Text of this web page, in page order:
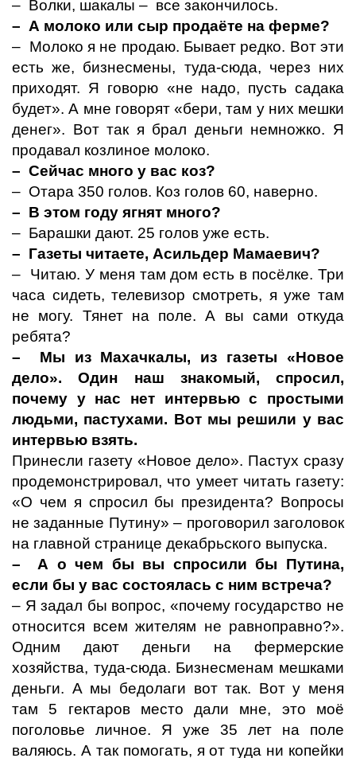
– Волки, шакалы – все закончилось.
– А молоко или сыр продаёте на ферме?
– Молоко я не продаю. Бывает редко. Вот эти
есть же, бизнесмены, туда-сюда, через них
приходят. Я говорю «не надо, пусть садака
будет». А мне говорят «бери, там у них мешки
денег». Вот так я брал деньги немножко. Я
продавал козлиное молоко.
– Сейчас много у вас коз?
– Отара 350 голов. Коз голов 60, наверно.
– В этом году ягнят много?
– Барашки дают. 25 голов уже есть.
– Газеты читаете, Асильдер Мамаевич?
– Читаю. У меня там дом есть в посёлке. Три
часа сидеть, телевизор смотреть, я уже там
не могу. Тянет на поле. А вы сами откуда
ребята?
– Мы из Махачкалы, из газеты «Новое
дело». Один наш знакомый, спросил,
почему у нас нет интервью с простыми
людьми, пастухами. Вот мы решили у вас
интервью взять.
Принесли газету «Новое дело». Пастух сразу
продемонстрировал, что умеет читать газету:
«О чем я спросил бы президента? Вопросы
не заданные Путину» – проговорил заголовок
на главной странице декабрьского выпуска.
– А о чем бы вы спросили бы Путина,
если бы у вас состоялась с ним встреча?
– Я задал бы вопрос, «почему государство не
относится всем жителям не равноправно?».
Одним дают деньги на фермерские
хозяйства, туда-сюда. Бизнесменам мешками
деньги. А мы бедолаги вот так. Вот у меня
там 5 гектаров место дали мне, это моё
поголовье личное. Я уже 35 лет на поле
валяюсь. А так помогать, я от туда ни копейки